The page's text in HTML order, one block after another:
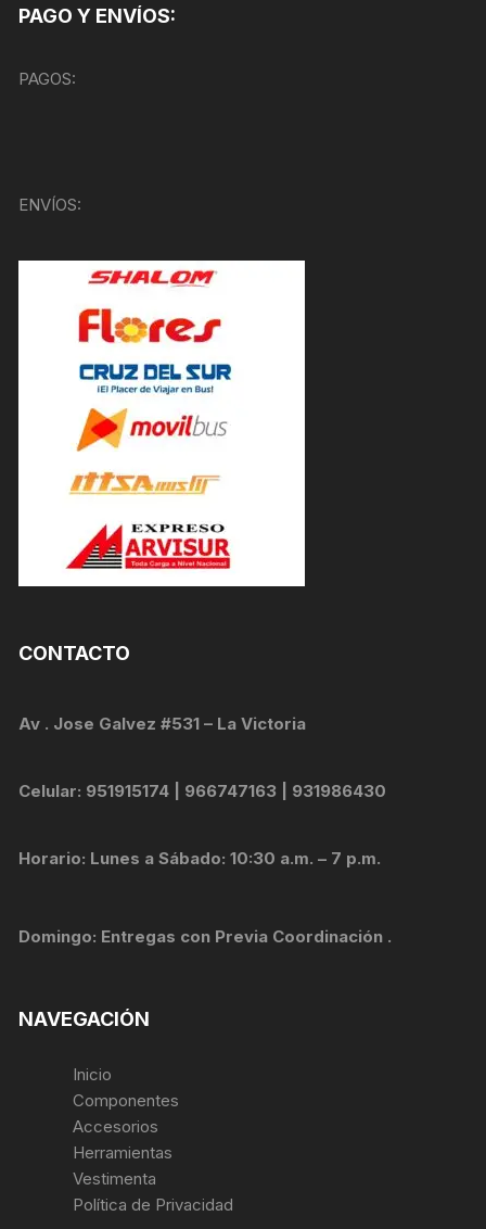
PAGO Y ENVÍOS:
PAGOS:
ENVÍOS:
CONTACTO
Av . Jose Galvez #531 – La Victoria
Celular: 951915174 | 966747163 | 931986430
Horario: Lunes a Sábado: 10:30 a.m. – 7 p.m.
Domingo: Entregas con Previa Coordinación .
NAVEGACIÓN
Inicio
Componentes
Accesorios
Herramientas
Vestimenta
Política de Privacidad